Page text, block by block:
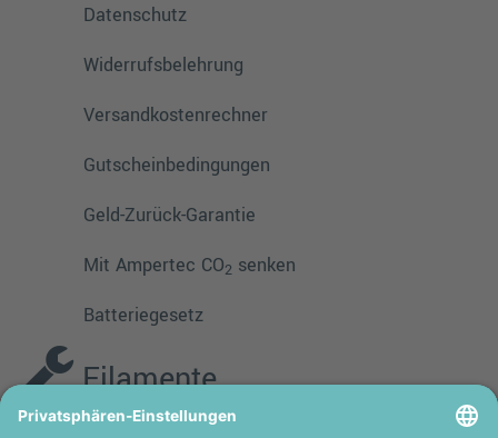
Datenschutz
Widerrufsbelehrung
Versandkostenrechner
Gutscheinbedingungen
Geld-Zurück-Garantie
Mit Ampertec CO2 senken
Batteriegesetz
Filamente